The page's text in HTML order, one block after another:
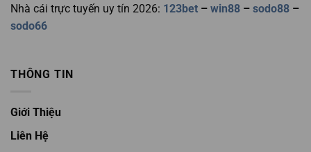
Nhà cái trực tuyến uy tín 2026: 123bet – win88 – sodo88 –
sodo66
THÔNG TIN
Giới Thiệu
Liên Hệ